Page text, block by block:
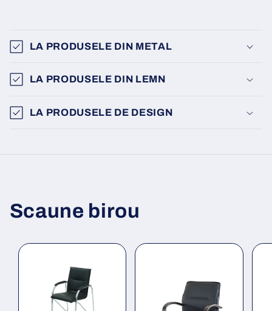
LA PRODUSELE DIN METAL
LA PRODUSELE DIN LEMN
LA PRODUSELE DE DESIGN
Scaune birou